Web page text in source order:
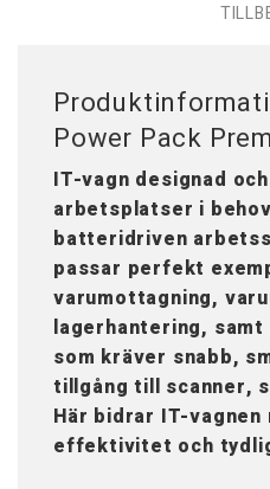
Power Pack
IT-vagn designad
arbetsplatser i
batteridriven
passar perfekt
varumottagning,
lagerhantering,
som kräver snabb,
tillgång till scanner,
Här bidrar IT-vagnen
effektivitet och